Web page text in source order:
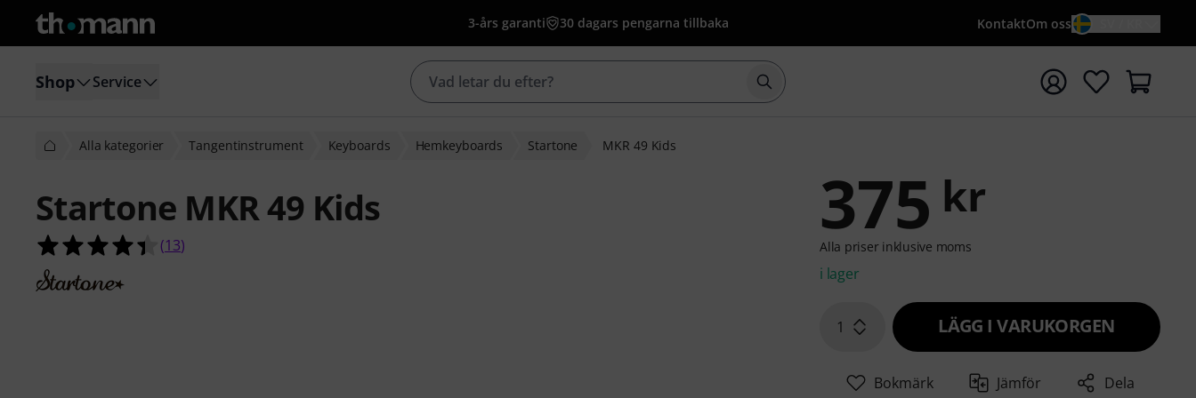
3-års garanti 30 dagars pengarna tillbaka KontaktOm oss
Shop Service Börja sökningen med söktermen {searchTerm}
Alla kategorier Tangentinstrument Keyboards Hemkeyboards Startone MKR 49 Kids
Startone MKR 49 Kids
4.4 av 5 stjärnor från 13 kundbetyg
(13) 375 kr
Alla priser inklusive moms
i lager
1 LÄGG I VARUKORGEN
Bokmärk Jämför Dela